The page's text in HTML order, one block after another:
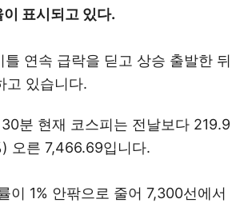
표시되고 있다.
연속 급락을 딛고 상승 출발한 뒤
고 있습니다.
분 현재 코스피는 전날보다 219.9
오른 7,466.69입니다.
이 1% 안팎으로 줄어 7,300선에서